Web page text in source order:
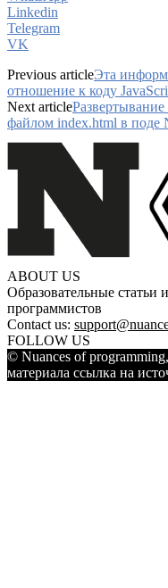
Linkedin
Telegram
VK
Previous articleЭта
отношение к коду
Next articleРазвертывание
файлом index.html в поде
ABOUT US
Образовательные
программистов
Contact us:
FOLLOW US
© Nuances of
материала ссылка на